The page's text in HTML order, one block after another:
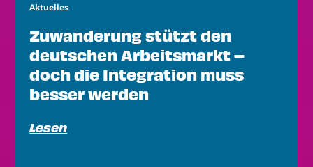
Aktuelles
Zuwanderung stützt den
deutschen Arbeitsmarkt –
doch die Integration muss
besser werden
Lesen